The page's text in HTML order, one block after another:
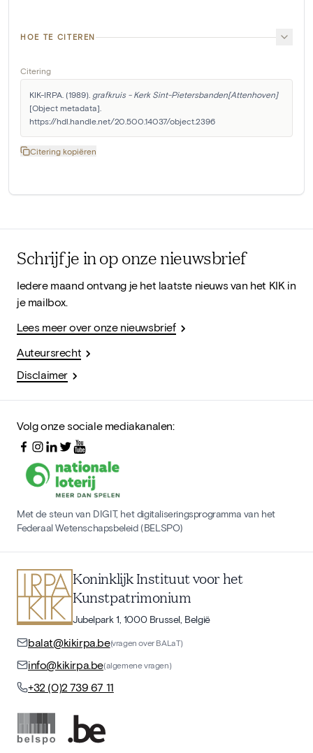
HOE TE CITEREN
Citering
KIK-IRPA. (1989). grafkruis - Kerk Sint-Pietersbanden[Attenhoven]
[Object metadata].
https://hdl.handle.net/20.500.14037/object.2396
Citering kopiëren
Schrijf je in op onze nieuwsbrief
Iedere maand ontvang je het laatste nieuws van het KIK in
je mailbox.
Lees meer over onze nieuwsbrief
Auteursrecht
Disclaimer
Volg onze sociale mediakanalen:
Met de steun van DIGIT, het digitaliseringsprogramma van het
Federaal Wetenschapsbeleid (BELSPO)
Koninklijk Instituut voor het
Kunstpatrimonium
Jubelpark 1, 1000 Brussel, België
balat@kikirpa.be(vragen over BALaT)
info@kikirpa.be(algemene vragen)
+32 (0)2 739 67 11